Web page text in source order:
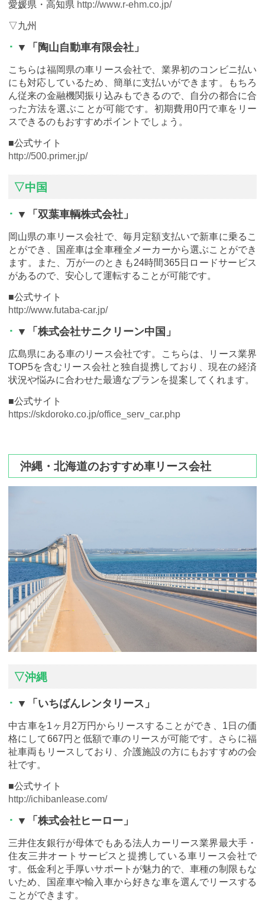
愛媛県・高知県 http://www.r-ehm.co.jp/
▽九州
▼「陶山自動車有限会社」
こちらは福岡県の車リース会社で、業界初のコンビニ払い
にも対応しているため、簡単に支払いができます。もちろ
ん従来の金融機関振り込みもできるので、自分の都合に合
った方法を選ぶことが可能です。初期費用0円で車をリー
スできるのもおすすめポイントでしょう。
■公式サイト
http://500.primer.jp/
▽中国
▼「双葉車輌株式会社」
岡山県の車リース会社で、毎月定額支払いで新車に乗るこ
とができ、国産車は全車種全メーカーから選ぶことができ
ます。また、万が一のときも24時間365日ロードサービス
があるので、安心して運転することが可能です。
■公式サイト
http://www.futaba-car.jp/
▼「株式会社サニクリーン中国」
広島県にある車のリース会社です。こちらは、リース業界
TOP5を含むリース会社と独自提携しており、現在の経済
状況や悩みに合わせた最適なプランを提案してくれます。
■公式サイト
https://skdoroko.co.jp/office_serv_car.php
沖縄・北海道のおすすめ車リース会社
▽沖縄
▼「いちばんレンタリース」
中古車を1ヶ月2万円からリースすることができ、1日の価
格にして667円と低額で車のリースが可能です。さらに福
祉車両もリースしており、介護施設の方にもおすすめの会
社です。
■公式サイト
http://ichibanlease.com/
▼「株式会社ヒーロー」
三井住友銀行が母体でもある法人カーリース業界最大手・
住友三井オートサービスと提携している車リース会社で
す。低金利と手厚いサポートが魅力的で、車種の制限もな
いため、国産車や輸入車から好きな車を選んでリースする
ことができます。